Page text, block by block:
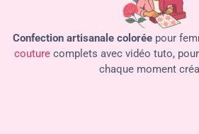
Confection artisanale colorée pour
couturecomplets avec vidéo tuto,
chaque moment